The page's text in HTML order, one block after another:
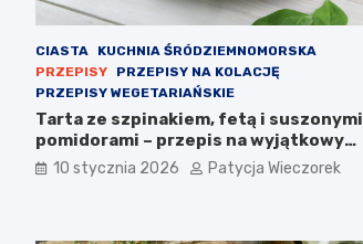
CIASTA
KUCHNIA ŚRÓDZIEMNOMORSKA
PRZEPISY
PRZEPISY NA KOLACJĘ
PRZEPISY WEGETARIAŃSKIE
Tarta ze szpinakiem, fetą i suszonymi
pomidorami – przepis na wyjątkowy
smak
10 stycznia 2026 Patycja Wieczorek